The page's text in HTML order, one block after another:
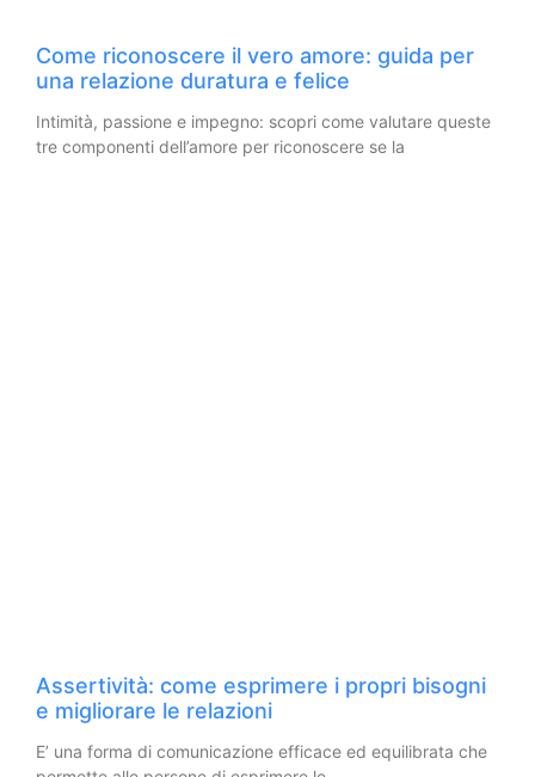
Come riconoscere il vero amore: guida per
una relazione duratura e felice
Intimità, passione e impegno: scopri come valutare queste
tre componenti dell’amore per riconoscere se la
Assertività: come esprimere i propri bisogni
e migliorare le relazioni
E’ una forma di comunicazione efficace ed equilibrata che